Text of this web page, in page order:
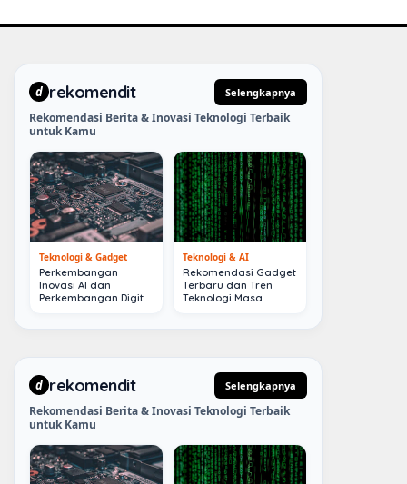
d rekomendit Selengkapnya
Rekomendasi Berita & Inovasi Teknologi Terbaik
untuk Kamu
Teknologi & Gadget
Perkembangan
Inovasi AI dan
Perkembangan Digital
Teknologi & AI
Rekomendasi Gadget
Terbaru dan Tren
Teknologi Masa
d rekomendit Selengkapnya
Rekomendasi Berita & Inovasi Teknologi Terbaik
untuk Kamu